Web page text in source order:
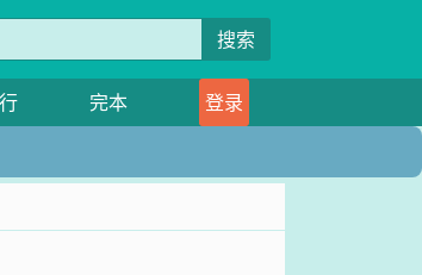
搜索
完本
登录